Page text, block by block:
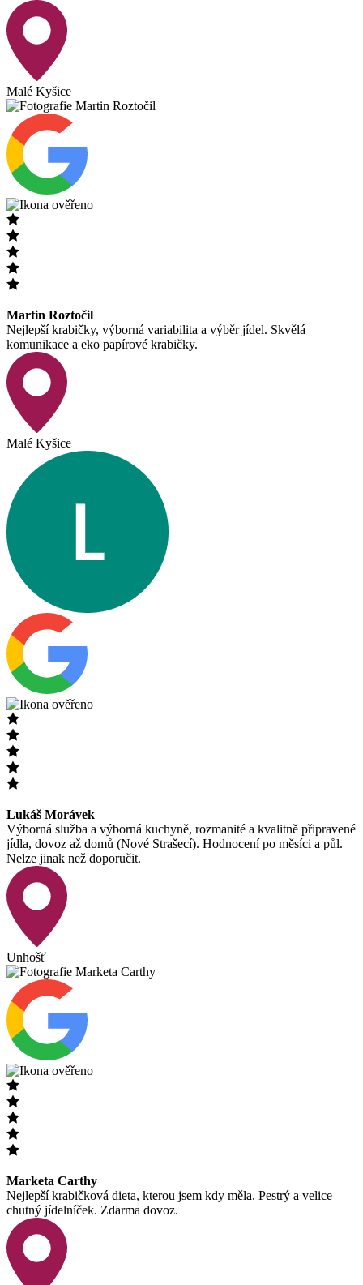
Malé Kyšice
Martin Roztočil
Nejlepší krabičky, výborná variabilita a výběr jídel. Skvělá
komunikace a eko papírové krabičky.
Malé Kyšice
Lukáš Morávek
Výborná služba a výborná kuchyně, rozmanité a kvalitně připravené
jídla, dovoz až domů (Nové Strašecí). Hodnocení po měsíci a půl.
Nelze jinak než doporučit.
Unhošť
Marketa Carthy
Nejlepší krabičková dieta, kterou jsem kdy měla. Pestrý a velice
chutný jídelníček. Zdarma dovoz.